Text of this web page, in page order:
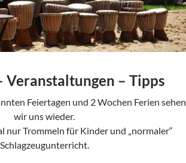
– Tipps
Feiertagen und 2 Wochen Ferien sehen
wir uns wieder.
nur Trommeln für Kinder und „normaler“
Schlagzeugunterricht.